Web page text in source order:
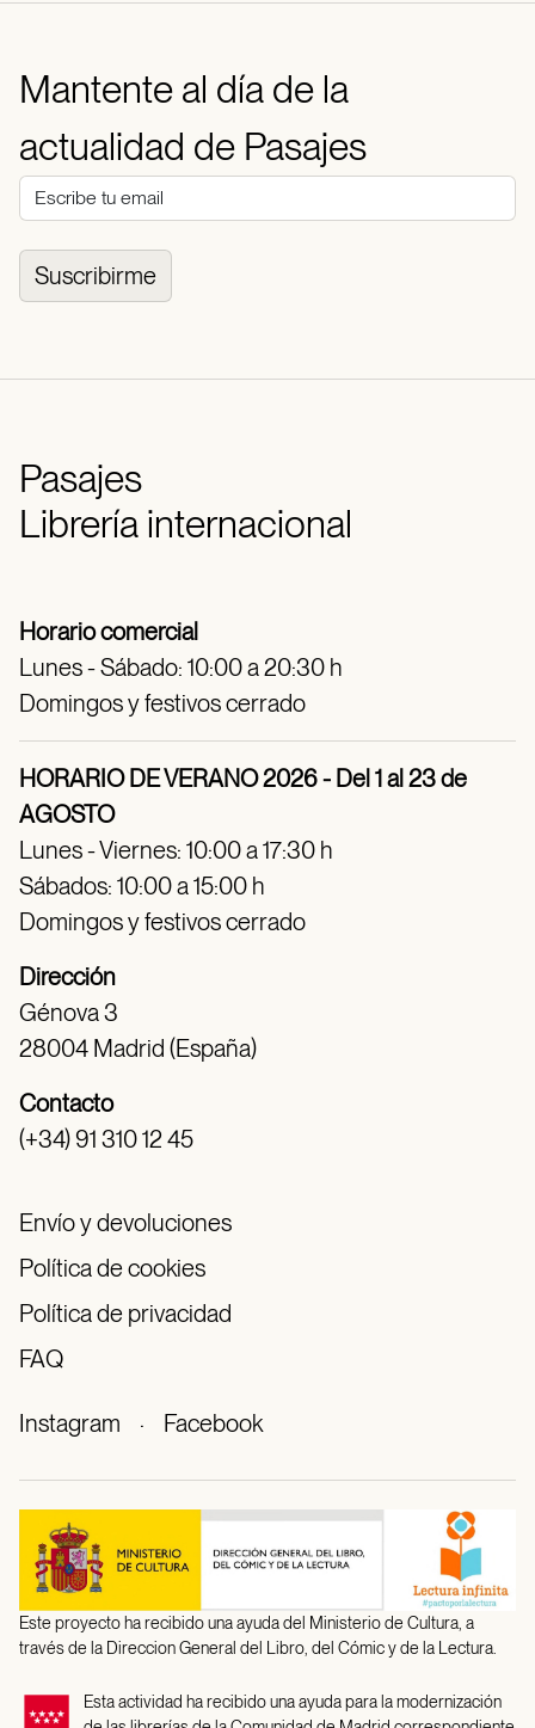
Mantente al día de la
actualidad de Pasajes
Suscribirme
Pasajes
Librería internacional
Horario comercial
Lunes - Sábado: 10:00 a 20:30 h
Domingos y festivos cerrado
HORARIO DE VERANO 2026 - Del 1 al 23 de
AGOSTO
Lunes - Viernes: 10:00 a 17:30 h
Sábados: 10:00 a 15:00 h
Domingos y festivos cerrado
Dirección
Génova 3
28004 Madrid (España)
Contacto
(+34) 91 310 12 45
Envío y devoluciones
Política de cookies
Política de privacidad
FAQ
Instagram · Facebook
Este proyecto ha recibido una ayuda del Ministerio de Cultura, a
través de la Direccion General del Libro, del Cómic y de la Lectura.
Esta actividad ha recibido una ayuda para la modernización